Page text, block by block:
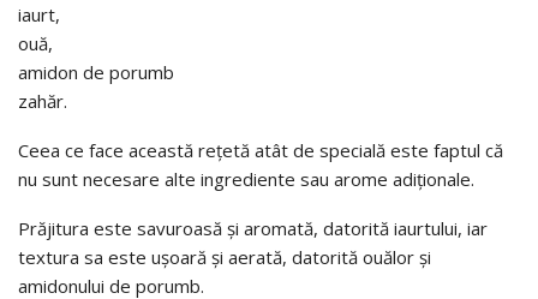
iaurt,
ouă,
amidon de porumb
zahăr.
Ceea ce face această rețetă atât de specială este faptul că
nu sunt necesare alte ingrediente sau arome adiționale.
Prăjitura este savuroasă și aromată, datorită iaurtului, iar
textura sa este ușoară și aerată, datorită ouălor și
amidonului de porumb.